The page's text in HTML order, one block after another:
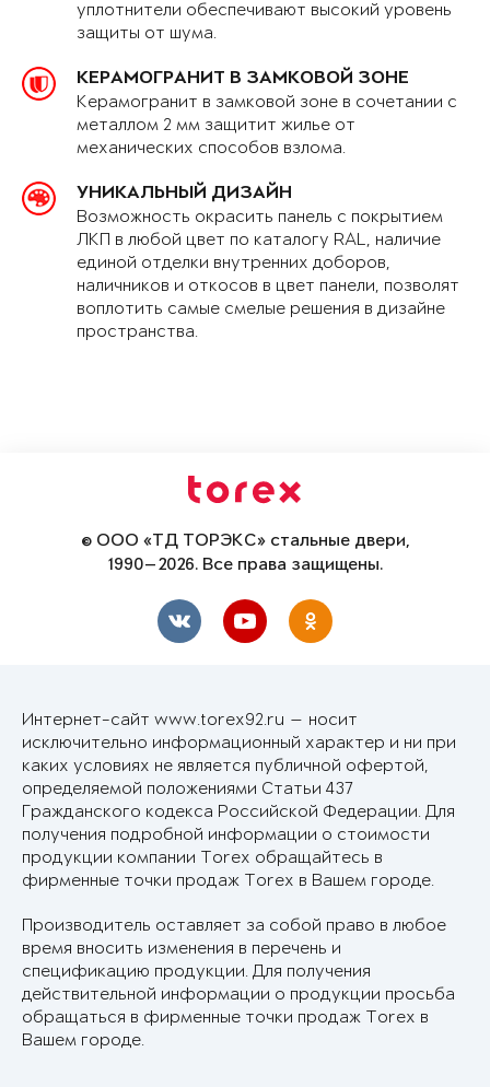
уплотнители обеспечивают высокий уровень
защиты от шума.
КЕРАМОГРАНИТ В ЗАМКОВОЙ ЗОНЕ
Керамогранит в замковой зоне в сочетании с
металлом 2 мм защитит жилье от
механических способов взлома.
УНИКАЛЬНЫЙ ДИЗАЙН
Возможность окрасить панель с покрытием
ЛКП в любой цвет по каталогу RAL, наличие
единой отделки внутренних доборов,
наличников и откосов в цвет панели, позволят
воплотить самые смелые решения в дизайне
пространства.
© ООО «ТД ТОРЭКС» стальные двери,
1990—2026. Все права защищены.
Интернет-сайт www.torex92.ru — носит
исключительно информационный характер и ни при
каких условиях не является публичной офертой,
определяемой положениями Статьи 437
Гражданского кодекса Российской Федерации. Для
получения подробной информации о стоимости
продукции компании Torex обращайтесь в
фирменные точки продаж Torex в Вашем городе.
Производитель оставляет за собой право в любое
время вносить изменения в перечень и
спецификацию продукции. Для получения
действительной информации о продукции просьба
обращаться в фирменные точки продаж Torex в
Вашем городе.